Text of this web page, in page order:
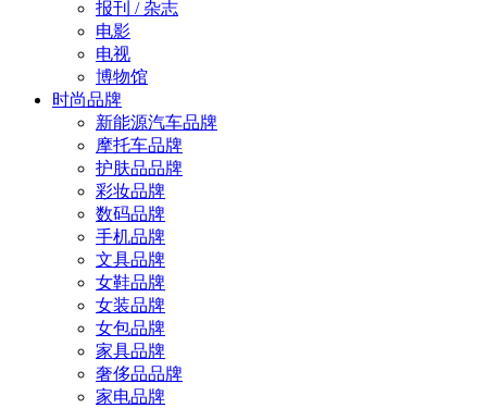
报刊 / 杂志
电影
电视
博物馆
时尚品牌
新能源汽车品牌
摩托车品牌
护肤品品牌
彩妆品牌
数码品牌
手机品牌
文具品牌
女鞋品牌
女装品牌
女包品牌
家具品牌
奢侈品品牌
家电品牌